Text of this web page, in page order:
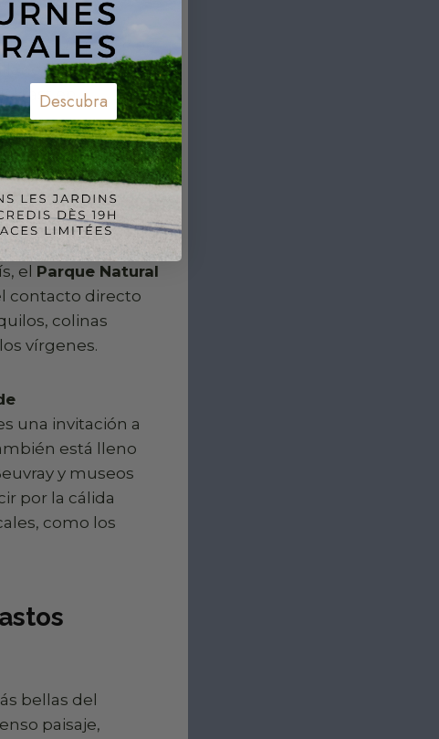
bodegas para
de un picnic en
Para una
en
Borgoña
el Parque Natural
contacto directo
colinas
vírgenes.
una invitación a
está lleno
y museos
por la cálida
como los
bellas del
paisaje,
Descubra